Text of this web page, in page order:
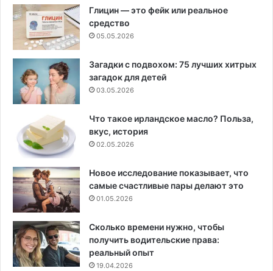
Глицин — это фейк или реальное
средство
05.05.2026
Загадки с подвохом: 75 лучших хитрых
загадок для детей
03.05.2026
Что такое ирландское масло? Польза,
вкус, история
02.05.2026
Новое исследование показывает, что
самые счастливые пары делают это
01.05.2026
Сколько времени нужно, чтобы
получить водительские права:
реальный опыт
19.04.2026